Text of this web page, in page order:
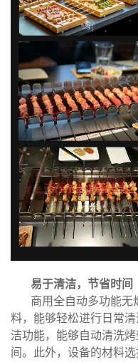
易于清洁，节省时间
商用全自动多功能无
料，能够轻松进行日常
洁功能，能够自动清洗
间。此外，设备的材料